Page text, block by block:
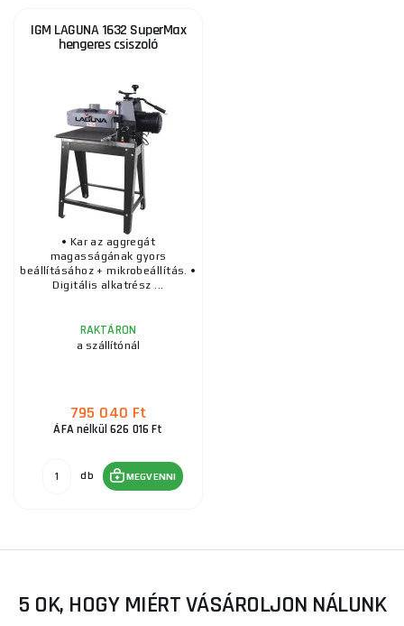
IGM LAGUNA 1632 SuperMax
hengeres csiszoló
• Kar az aggregát
magasságának gyors
beállításához + mikrobeállítás. •
Digitális alkatrész ...
RAKTÁRON
a szállítónál
795 040 Ft
ÁFA nélkül 626 016 Ft
db MEGVENNI
5 OK, HOGY MIÉRT VÁSÁROLJON NÁLUNK